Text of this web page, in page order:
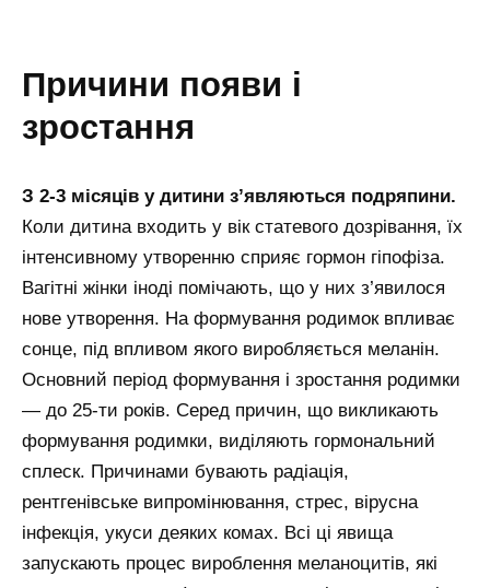
причини появи і
зростання
З 2-3 місяців у дитини з’являються подряпини.
Коли дитина входить у вік статевого дозрівання, їх
інтенсивному утворенню сприяє гормон гіпофіза.
Вагітні жінки іноді помічають, що у них з’явилося
нове утворення. На формування родимок впливає
сонце, під впливом якого виробляється меланін.
Основний період формування і зростання родимки
— до 25-ти років. Серед причин, що викликають
формування родимки, виділяють гормональний
сплеск. Причинами бувають радіація,
рентгенівське випромінювання, стрес, вірусна
інфекція, укуси деяких комах. Всі ці явища
запускають процес вироблення меланоцитів, які